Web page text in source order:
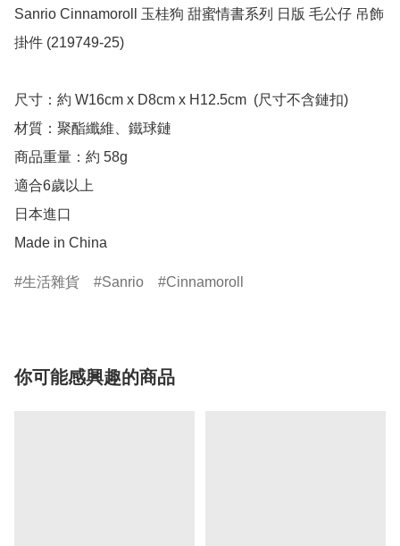
Sanrio Cinnamoroll 玉桂狗 甜蜜情書系列 日版 毛公仔 吊飾
掛件 (219749-25)
尺寸：約 W16cm x D8cm x H12.5cm  (尺寸不含鏈扣)
材質：聚酯纖維、鐵球鏈
商品重量：約 58g
適合6歲以上
日本進口
Made in China
生活雜貨 Sanrio Cinnamoroll
你可能感興趣的商品